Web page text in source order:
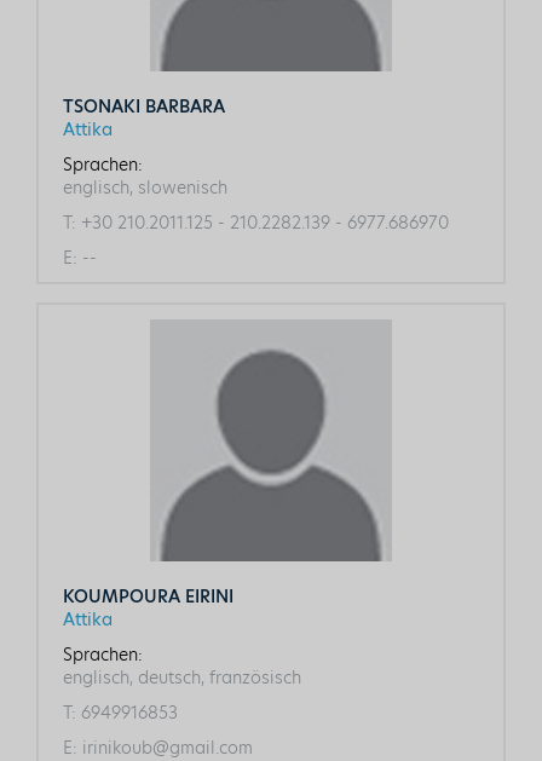
TSONAKI BARBARA
Attika
Sprachen:
englisch, slowenisch
T: +30 210.2011.125 - 210.2282.139 - 6977.686970
E: --
KOUMPOURA EIRINI
Attika
Sprachen:
englisch, deutsch, französisch
T: 6949916853
E: irinikoub@gmail.com